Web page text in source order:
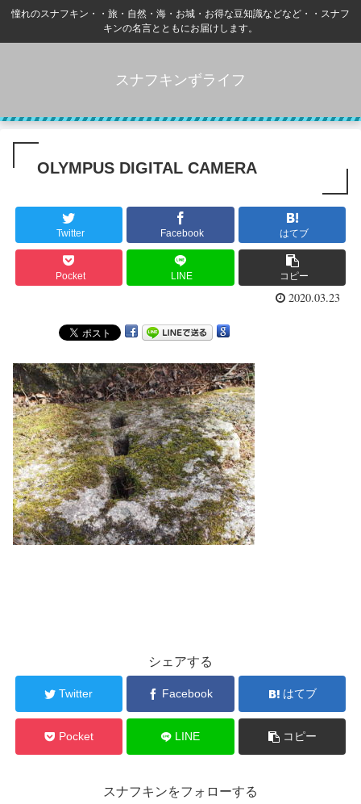
憧れのスナフキン・・旅・自然・海・お城・お得な豆知識などなど・・スナフ
キンの名言とともにお届けします。
スナフキンずライフ
OLYMPUS DIGITAL CAMERA
Twitter Facebook はてブ
Pocket LINE コピー
2020.03.23
シェアする
Twitter Facebook はてブ
Pocket LINE コピー
スナフキンをフォローする